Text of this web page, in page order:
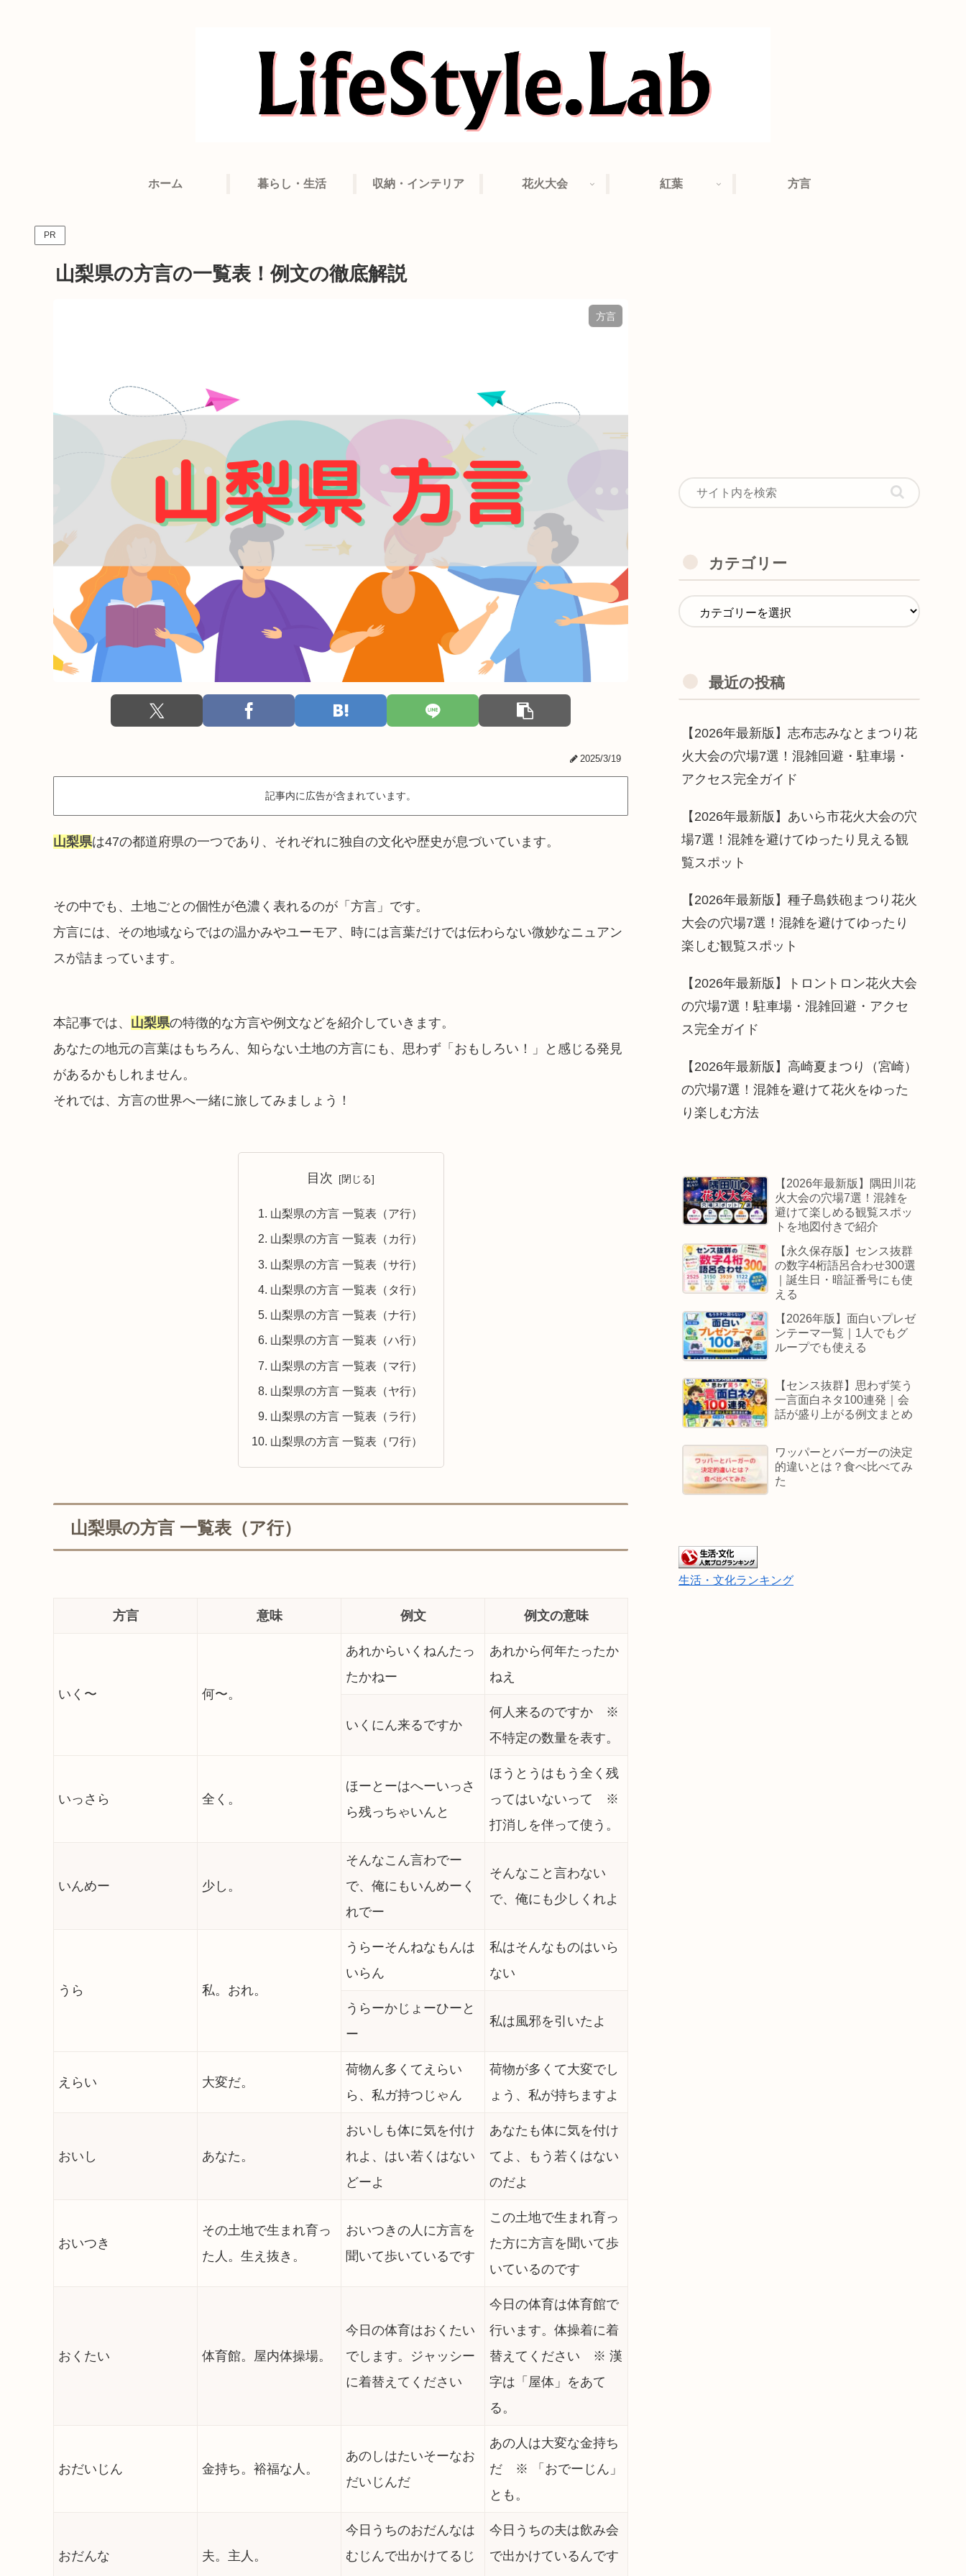
ホーム 暮らし・生活 収納・インテリア 花火大会 紅葉 方言
PR
山梨県の方言の一覧表！例文の徹底解説
方言
2025/3/19
記事内に広告が含まれています。
山梨県は47の都道府県の一つであり、それぞれに独自の文化や歴史が息づいています。
その中でも、土地ごとの個性が色濃く表れるのが「方言」です。
方言には、その地域ならではの温かみやユーモア、時には言葉だけでは伝わらない微妙なニュアン
スが詰まっています。
本記事では、 山梨県の特徴的な方言や例文などを紹介していきます。
あなたの地元の言葉はもちろん、知らない土地の方言にも、思わず「おもしろい！」と感じる発見
があるかもしれません。
それでは、方言の世界へ一緒に旅してみましょう！
目次
山梨県の方言 一覧表（ア行）
山梨県の方言 一覧表（カ行）
山梨県の方言 一覧表（サ行）
山梨県の方言 一覧表（タ行）
山梨県の方言 一覧表（ナ行）
山梨県の方言 一覧表（ハ行）
山梨県の方言 一覧表（マ行）
山梨県の方言 一覧表（ヤ行）
山梨県の方言 一覧表（ラ行）
山梨県の方言 一覧表（ワ行）
山梨県の方言 一覧表（ア行）
方言 意味 例文 例文の意味
いく〜 何〜。
あれからいくねんたっ
たかねー
あれから何年たったか
ねえ
いくにん来るですか
何人来るのですか ※
不特定の数量を表す。
いっさら 全く。
ほーとーはへーいっさ
ら残っちゃいんと
ほうとうはもう全く残
ってはいないって ※
打消しを伴って使う。
いんめー 少し。
そんなこん言わでー
で、俺にもいんめーく
れでー
そんなこと言わない
で、俺にも少しくれよ
うら 私。おれ。
うらーそんねなもんは
いらん
私はそんなものはいら
ない
うらーかじょーひーと
ー
私は風邪を引いたよ
えらい 大変だ。
荷物ん多くてえらい
ら、私ガ持つじゃん
荷物が多くて大変でし
ょう、私が持ちますよ
おいし あなた。
おいしも体に気を付け
れよ、はい若くはない
どーよ
あなたも体に気を付け
てよ、もう若くはない
のだよ
おいつき
その土地で生まれ育っ
た人。生え抜き。
おいつきの人に方言を
聞いて歩いているです
この土地で生まれ育っ
た方に方言を聞いて歩
いているのです
おくたい 体育館。屋内体操場。
今日の体育はおくたい
でします。ジャッシー
に着替えてください
今日の体育は体育館で
行います。体操着に着
替えてください ※ 漢
字は「屋体」をあて
る。
おだいじん 金持ち。裕福な人。
あのしはたいそーなお
だいじんだ
あの人は大変な金持ち
だ ※ 「おでーじん」
とも。
おだんな 夫。主人。
今日うちのおだんなは
むじんで出かけてるじ
今日うちの夫は飲み会
で出かけているんです
カテゴリー
最近の投稿
【2026年最新版】志布志みなとまつり花
火大会の穴場7選！混雑回避・駐車場・
アクセス完全ガイド
【2026年最新版】あいら市花火大会の穴
場7選！混雑を避けてゆったり見える観
覧スポット
【2026年最新版】種子島鉄砲まつり花火
大会の穴場7選！混雑を避けてゆったり
楽しむ観覧スポット
【2026年最新版】トロントロン花火大会
の穴場7選！駐車場・混雑回避・アクセ
ス完全ガイド
【2026年最新版】高崎夏まつり（宮崎）
の穴場7選！混雑を避けて花火をゆった
り楽しむ方法
【2026年最新版】隅田川花
火大会の穴場7選！混雑を
避けて楽しめる観覧スポッ
トを地図付きで紹介
【永久保存版】センス抜群
の数字4桁語呂合わせ300選
｜誕生日・暗証番号にも使
える
【2026年版】面白いプレゼ
ンテーマ一覧｜1人でもグ
ループでも使える
【センス抜群】思わず笑う
一言面白ネタ100連発｜会
話が盛り上がる例文まとめ
ワッパーとバーガーの決定
的違いとは？食べ比べてみ
た
生活・文化ランキング